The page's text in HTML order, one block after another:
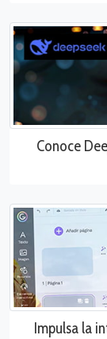
Conoce
Impulsa la